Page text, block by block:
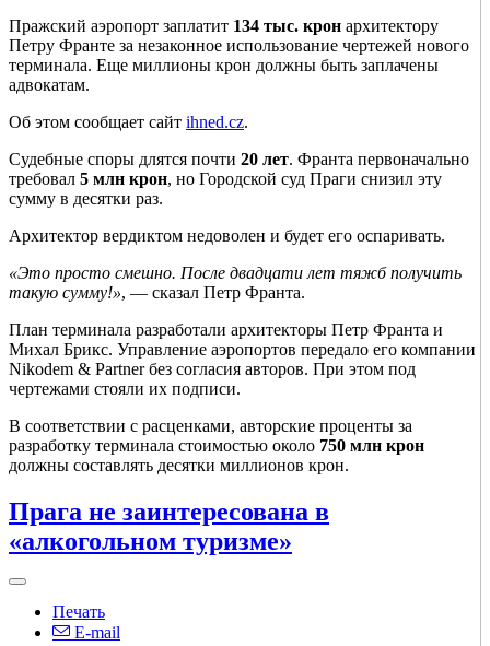
Пражский аэропорт заплатит 134 тыс. крон архитектору
Петру Франте за незаконное использование чертежей нового
терминала. Еще миллионы крон должны быть заплачены
адвокатам.
Об этом сообщает сайт ihned.cz.
Судебные споры длятся почти 20 лет. Франта первоначально
требовал 5 млн крон, но Городской суд Праги снизил эту
сумму в десятки раз.
Архитектор вердиктом недоволен и будет его оспаривать.
«Это просто смешно. После двадцати лет тяжб получить
такую сумму!», — сказал Петр Франта.
План терминала разработали архитекторы Петр Франта и
Михал Брикс. Управление аэропортов передало его компании
Nikodem & Partner без согласия авторов. При этом под
чертежами стояли их подписи.
В соответствии с расценками, авторские проценты за
разработку терминала стоимостью около 750 млн крон
должны составлять десятки миллионов крон.
Прага не заинтересована в
«алкогольном туризме»
Печать
E-mail